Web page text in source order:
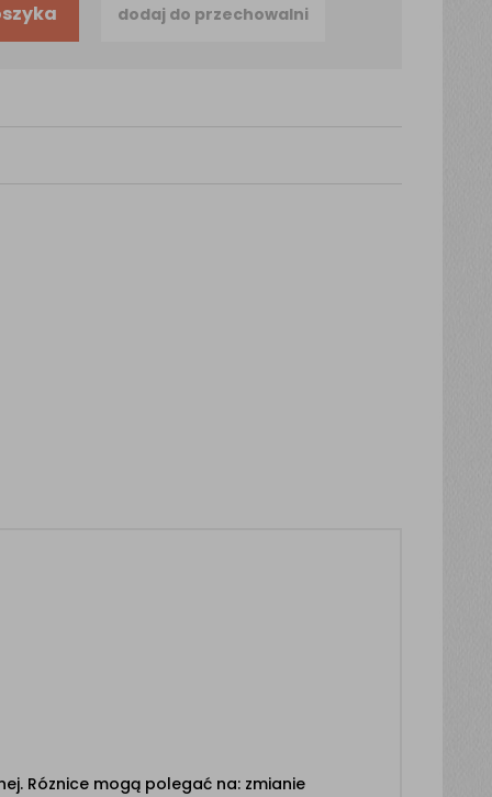
dodaj do przechowalni
Róznice mogą polegać na: zmianie